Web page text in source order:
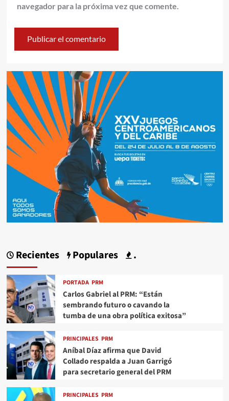
navegador para la próxima vez que comente.
Recientes Populares .
PORTADA PRM
Carlos Gabriel al PRM: “Están
sembrando futuro o cavando la
tumba de una obra política exitosa”
PRINCIPALES PRM
Aníbal Díaz afirma que David
Collado respalda a Juan Garrigó
para secretario general del PRM
PRINCIPALES PRM